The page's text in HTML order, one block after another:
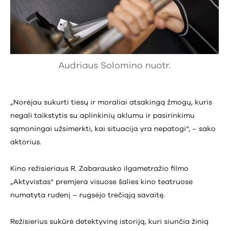
Audriaus Solomino nuotr.
„Norėjau sukurti tiesų ir moraliai atsakingą žmogų, kuris
negali taikstytis su aplinkinių aklumu ir pasirinkimu
sąmoningai užsimerkti, kai situacija yra nepatogi“, – sako
aktorius.
Kino režisieriaus R. Zabarausko ilgametražio filmo
„Aktyvistas“ premjera visuose šalies kino teatruose
numatyta rudenį – rugsėjo trečiąją savaitę.
Režisierius sukūrė detektyvinę istoriją, kuri siunčia žinią